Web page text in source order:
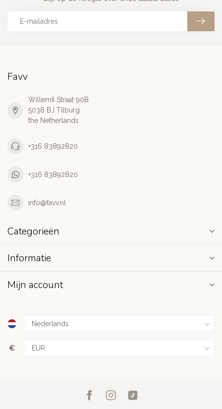
Favv
WillemII Straat 90B
5038 BJ Tilburg
the Netherlands
+316 83892820
+316 83892820
info@favv.nl
Categorieën
Informatie
Mijn account
€